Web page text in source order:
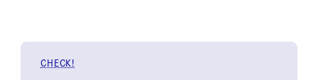
CHECK!